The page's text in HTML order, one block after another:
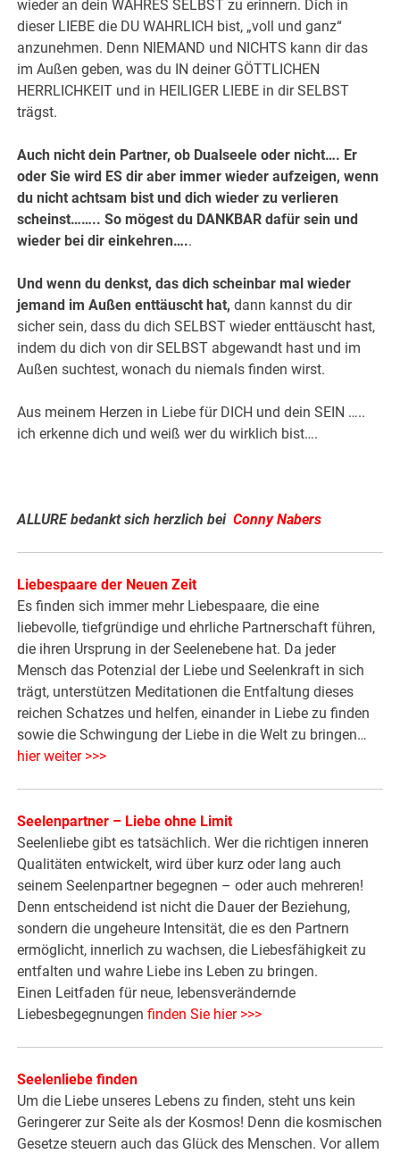
wieder an dein WAHRES SELBST zu erinnern. Dich in
dieser LIEBE die DU WAHRLICH bist, „voll und ganz“
anzunehmen. Denn NIEMAND und NICHTS kann dir das
im Außen geben, was du IN deiner GÖTTLICHEN
HERRLICHKEIT und in HEILIGER LIEBE in dir SELBST
trägst.
Auch nicht dein Partner, ob Dualseele oder nicht…. Er
oder Sie wird ES dir aber immer wieder aufzeigen, wenn
du nicht achtsam bist und dich wieder zu verlieren
scheinst…….. So mögest du DANKBAR dafür sein und
wieder bei dir einkehren…..
Und wenn du denkst, das dich scheinbar mal wieder
jemand im Außen enttäuscht hat, dann kannst du dir
sicher sein, dass du dich SELBST wieder enttäuscht hast,
indem du dich von dir SELBST abgewandt hast und im
Außen suchtest, wonach du niemals finden wirst.
Aus meinem Herzen in Liebe für DICH und dein SEIN …..
ich erkenne dich und weiß wer du wirklich bist….
ALLURE bedankt sich herzlich beiConny Nabers
Liebespaare der Neuen Zeit
Es finden sich immer mehr Liebespaare, die eine
liebevolle, tiefgründige und ehrliche Partnerschaft führen,
die ihren Ursprung in der Seelenebene hat. Da jeder
Mensch das Potenzial der Liebe und Seelenkraft in sich
trägt, unterstützen Meditationen die Entfaltung dieses
reichen Schatzes und helfen, einander in Liebe zu finden
sowie die Schwingung der Liebe in die Welt zu bringen…
hier weiter >>>
Seelenpartner – Liebe ohne Limit
Seelenliebe gibt es tatsächlich. Wer die richtigen inneren
Qualitäten entwickelt, wird über kurz oder lang auch
seinem Seelenpartner begegnen – oder auch mehreren!
Denn entscheidend ist nicht die Dauer der Beziehung,
sondern die ungeheure Intensität, die es den Partnern
ermöglicht, innerlich zu wachsen, die Liebesfähigkeit zu
entfalten und wahre Liebe ins Leben zu bringen.
Einen Leitfaden für neue, lebensverändernde
Liebesbegegnungenfinden Sie hier >>>
Seelenliebe finden
Um die Liebe unseres Lebens zu finden, steht uns kein
Geringerer zur Seite als der Kosmos! Denn die kosmischen
Gesetze steuern auch das Glück des Menschen. Vor allem